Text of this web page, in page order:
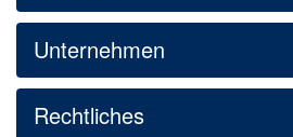
Unternehmen
Rechtliches